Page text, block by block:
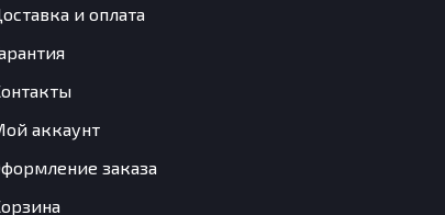
и оплата
аккаунт
заказа